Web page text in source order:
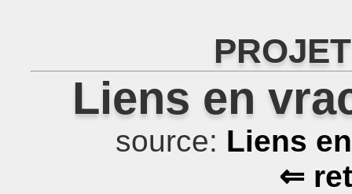
Liens en
source: Liens
⇐